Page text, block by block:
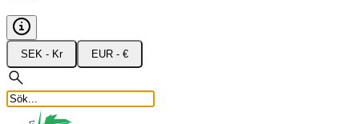
SEK - Kr EUR - €